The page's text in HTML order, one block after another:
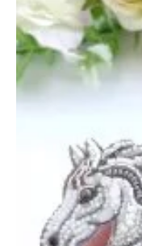
Снегурочка